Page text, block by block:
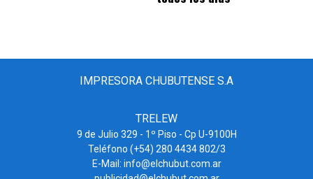
IMPRESORA CHUBUTENSE S.A
TRELEW
9 de Julio 329 - 1º Piso - Cp U-9100H
Teléfono (+54) 280 4434 802/3
E-Mail: info@elchubut.com.ar